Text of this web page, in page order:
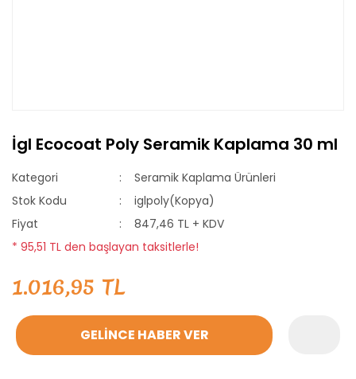
İgl Ecocoat Poly Seramik Kaplama 30 ml
Kategori
Seramik Kaplama Ürünleri
Stok Kodu
iglpoly(Kopya)
Fiyat
847,46 TL + KDV
* 95,51 TL den başlayan taksitlerle!
1.016,95 TL
GELİNCE HABER VER